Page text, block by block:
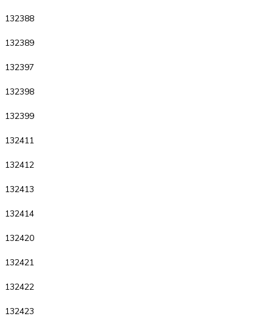
132388
132389
132397
132398
132399
132411
132412
132413
132414
132420
132421
132422
132423